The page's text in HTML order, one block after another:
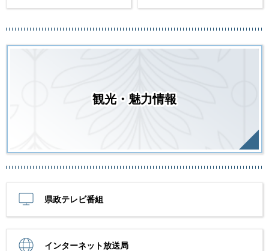
観光・魅力情報
県政テレビ番組
インターネット放送局